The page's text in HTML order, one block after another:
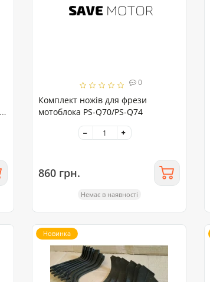
0
Комплект ножів для фрези
мотоблока PS-Q70/PS-Q74
860 грн.
Немає в наявності
Новинка